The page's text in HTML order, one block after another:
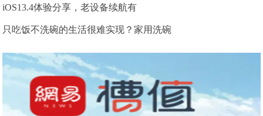
iOS13.4体验分享，老设备续航有
只吃饭不洗碗的生活很难实现？家用洗碗